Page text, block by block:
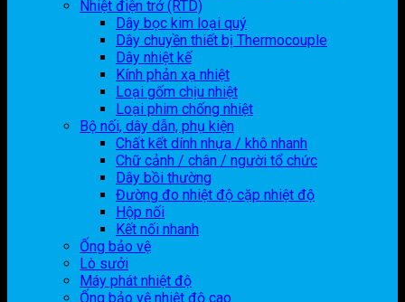
Nhiệt điện trở (RTD)
Dây bọc kim loại quý
Dây chuyền thiết bị Thermocouple
Dây nhiệt kế
Kính phản xạ nhiệt
Loại gốm chịu nhiệt
Loại phim chống nhiệt
Bộ nối, dây dẫn, phụ kiện
Chất kết dính nhựa / khô nhanh
Chữ cảnh / chân / người tổ chức
Dây bồi thường
Đường đo nhiệt độ cặp nhiệt độ
Hộp nối
Kết nối nhanh
Ống bảo vệ
Lò sưởi
Máy phát nhiệt độ
Ống bảo vệ nhiệt độ cao